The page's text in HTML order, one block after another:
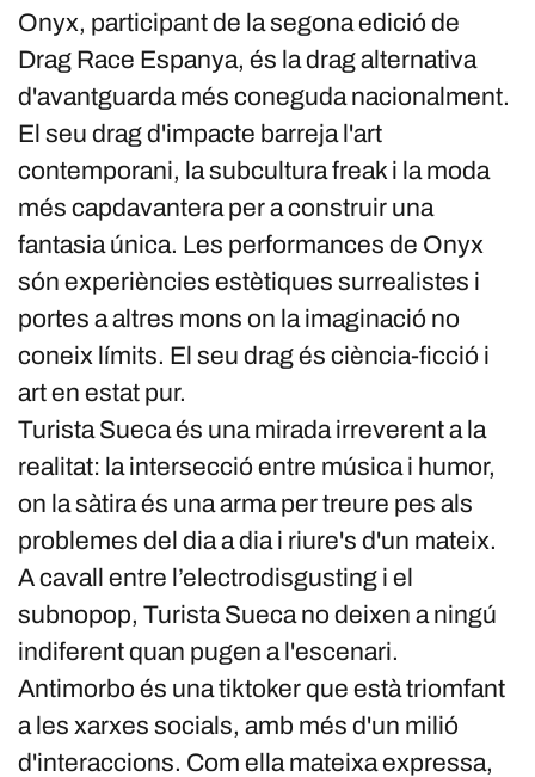
Onyx, participant de la segona edició de
Drag Race Espanya, és la drag alternativa
d'avantguarda més coneguda nacionalment.
El seu drag d'impacte barreja l'art
contemporani, la subcultura freak i la moda
més capdavantera per a construir una
fantasia única. Les performances de Onyx
són experiències estètiques surrealistes i
portes a altres mons on la imaginació no
coneix límits. El seu drag és ciència-ficció i
art en estat pur.
Turista Sueca és una mirada irreverent a la
realitat: la intersecció entre música i humor,
on la sàtira és una arma per treure pes als
problemes del dia a dia i riure's d'un mateix.
A cavall entre l’electrodisgusting i el
subnopop, Turista Sueca no deixen a ningú
indiferent quan pugen a l'escenari.
Antimorbo és una tiktoker que està triomfant
a les xarxes socials, amb més d'un milió
d'interaccions. Com ella mateixa expressa,